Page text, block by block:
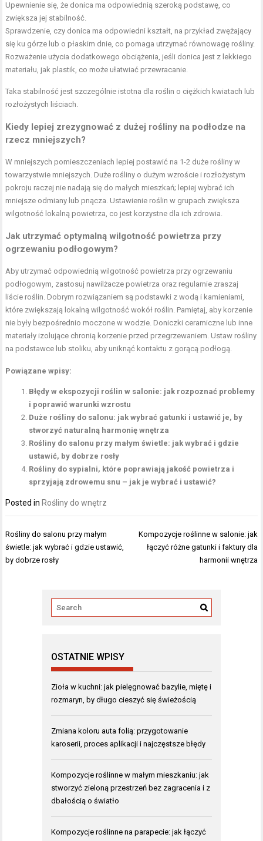
Upewnienie się, że donica ma odpowiednią szeroką podstawę, co
zwiększa jej stabilność.
Sprawdzenie, czy donica ma odpowiedni kształt, na przykład zwężający
się ku górze lub o płaskim dnie, co pomaga utrzymać równowagę rośliny.
Rozważenie użycia dodatkowego obciążenia, jeśli donica jest z lekkiego
materiału, jak plastik, co może ułatwiać przewracanie.
Taka stabilność jest szczególnie istotna dla roślin o ciężkich kwiatach lub
rozłożystych liściach.
Kiedy lepiej zrezygnować z dużej rośliny na podłodze na
rzecz mniejszych?
W mniejszych pomieszczeniach lepiej postawić na 1-2 duże rośliny w
towarzystwie mniejszych. Duże rośliny o dużym wzroście i rozłożystym
pokroju raczej nie nadają się do małych mieszkań; lepiej wybrać ich
mniejsze odmiany lub pnącza. Ustawienie roślin w grupach zwiększa
wilgotność lokalną powietrza, co jest korzystne dla ich zdrowia.
Jak utrzymać optymalną wilgotność powietrza przy
ogrzewaniu podłogowym?
Aby utrzymać odpowiednią wilgotność powietrza przy ogrzewaniu
podłogowym, zastosuj nawilżacze powietrza oraz regularnie zraszaj
liście roślin. Dobrym rozwiązaniem są podstawki z wodą i kamieniami,
które zwiększają lokalną wilgotność wokół roślin. Pamiętaj, aby korzenie
nie były bezpośrednio moczone w wodzie. Doniczki ceramiczne lub inne
materiały izolujące chronią korzenie przed przegrzewaniem. Ustaw rośliny
na podstawce lub stoliku, aby uniknąć kontaktu z gorącą podłogą.
Powiązane wpisy:
Błędy w ekspozycji roślin w salonie: jak rozpoznać problemy
i poprawić warunki wzrostu
Duże rośliny do salonu: jak wybrać gatunki i ustawić je, by
stworzyć naturalną harmonię wnętrza
Rośliny do salonu przy małym świetle: jak wybrać i gdzie
ustawić, by dobrze rosły
Rośliny do sypialni, które poprawiają jakość powietrza i
sprzyjają zdrowemu snu – jak je wybrać i ustawić?
Posted in Rośliny do wnętrz
Nawigacja
wpisu
Rośliny do salonu przy małym
świetle: jak wybrać i gdzie ustawić,
by dobrze rosły
Kompozycje roślinne w salonie: jak
łączyć różne gatunki i faktury dla
harmonii wnętrza
OSTATNIE WPISY
Zioła w kuchni: jak pielęgnować bazylie, miętę i
rozmaryn, by długo cieszyć się świeżością
Zmiana koloru auta folią: przygotowanie
karoserii, proces aplikacji i najczęstsze błędy
Kompozycje roślinne w małym mieszkaniu: jak
stworzyć zieloną przestrzeń bez zagracenia i z
dbałością o światło
Kompozycje roślinne na parapecie: jak łączyć